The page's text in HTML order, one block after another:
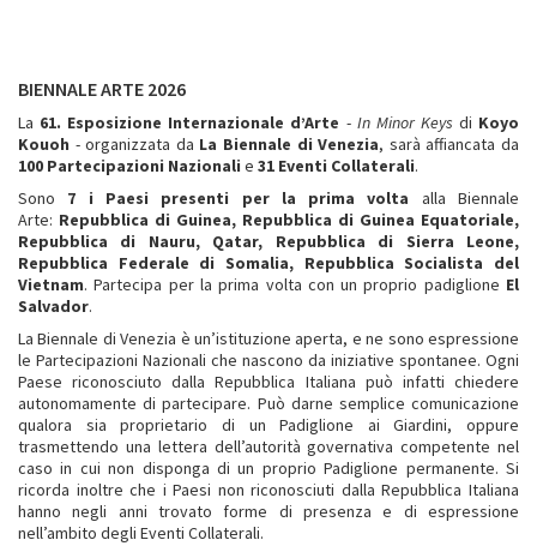
BIENNALE ARTE 2026
La 61. Esposizione Internazionale d’Arte - In Minor Keys di Koyo
Kouoh - organizzata da La Biennale di Venezia, sarà affiancata da
100 Partecipazioni Nazionali e 31 Eventi Collaterali.
Sono 7 i Paesi presenti per la prima volta alla Biennale
Arte: Repubblica di Guinea, Repubblica di Guinea Equatoriale,
Repubblica di Nauru, Qatar, Repubblica di Sierra Leone,
Repubblica Federale di Somalia, Repubblica Socialista del
Vietnam. Partecipa per la prima volta con un proprio padiglione El
Salvador.
La Biennale di Venezia è un’istituzione aperta, e ne sono espressione
le Partecipazioni Nazionali che nascono da iniziative spontanee. Ogni
Paese riconosciuto dalla Repubblica Italiana può infatti chiedere
autonomamente di partecipare. Può darne semplice comunicazione
qualora sia proprietario di un Padiglione ai Giardini, oppure
trasmettendo una lettera dell’autorità governativa competente nel
caso in cui non disponga di un proprio Padiglione permanente. Si
ricorda inoltre che i Paesi non riconosciuti dalla Repubblica Italiana
hanno negli anni trovato forme di presenza e di espressione
nell’ambito degli Eventi Collaterali.